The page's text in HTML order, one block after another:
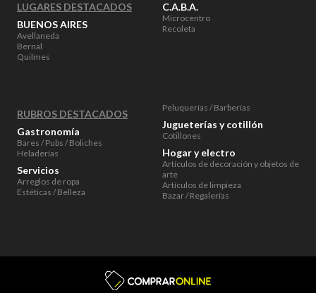
LUGARES DESTACADOS
BUENOS AIRES
Avellaneda
Bernal
Quilmes
C.A.B.A.
Microcentro
Recoleta
RUBROS DESTACADOS
Gastronomía
Bares / Pubs / Boliches
Heladerías
Servicios
Arreglos de ropa
Estéticas / Belleza
Peluquerías / Barberías
Jugueterías y cotillón
Cotillones
Hogar y electro
Artículos de decoración y objetos de
arte
Artículos de limpieza
Bazar / Regalerías